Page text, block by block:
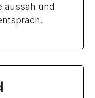
aussah und